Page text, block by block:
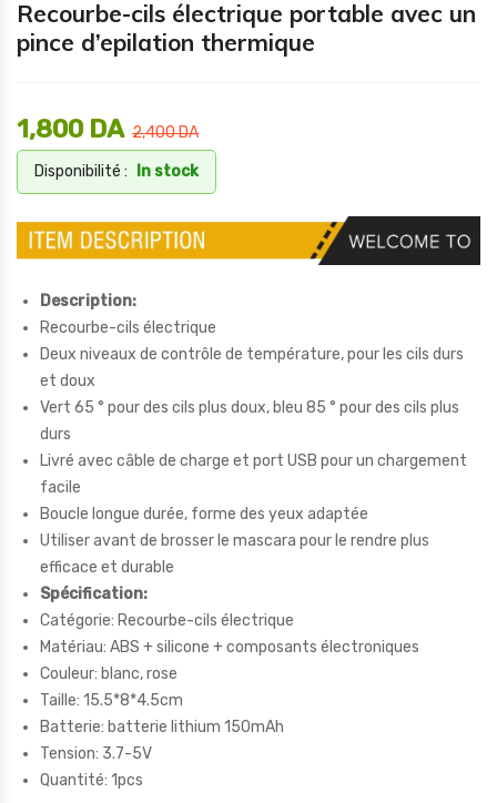
Recourbe-cils électrique portable avec un
pince d’epilation thermique
2,400DA
1,800 DA
Disponibilité : In stock
Description:
Recourbe-cils électrique
Deux niveaux de contrôle de température, pour les cils durs
et doux
Vert 65 ° pour des cils plus doux, bleu 85 ° pour des cils plus
durs
Livré avec câble de charge et port USB pour un chargement
facile
Boucle longue durée, forme des yeux adaptée
Utiliser avant de brosser le mascara pour le rendre plus
efficace et durable
Spécification:
Catégorie: Recourbe-cils électrique
Matériau: ABS + silicone + composants électroniques
Couleur: blanc, rose
Taille: 15.5*8*4.5cm
Batterie: batterie lithium 150mAh
Tension: 3.7-5V
Quantité: 1pcs